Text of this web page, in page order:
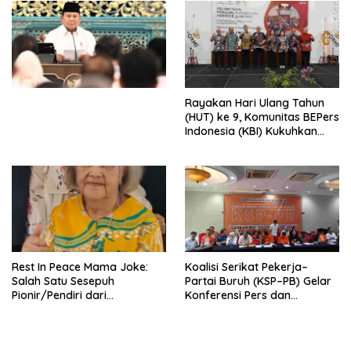
Penjajahan (Pergolakan
Ekonomi Politik Indonesia) &
Simposium Nasional “Urgensi
Undang-Undang
Perekonomian Nasional dan
Kesejahteraan Sosial dalam
Rayakan Hari Ulang Tahun
(HUT) ke 9, Komunitas BEPers
Indonesia (KBI) Kukuhkan
Tema: “Penguatan dan
Pengembangan Organisasi
KBI yang Berbasis Riset di
seluruh Indonesia dan
Mancanegara”.
Rest In Peace Mama Joke:
Salah Satu Sesepuh
Pionir/Pendiri dari
Koalisi Serikat Pekerja–
Partai Buruh (KSP–PB) Gelar
Konferensi Pers dan